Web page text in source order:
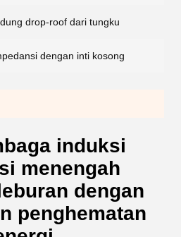
drop-roof dari tungku
dengan inti kosong
induksi
menengah
dengan
penghematan